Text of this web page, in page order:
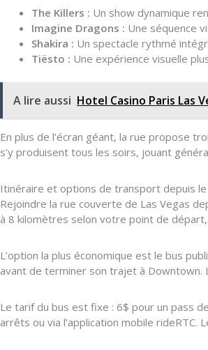
The Killers : Un show dynamique
Imagine Dragons : Une séquence
Shakira : Un spectacle rythmé
Tiësto : Une expérience visuelle
A lire aussi Hotel Casino Paris Las
En plus de l’écran géant, la rue propose
s’y produisent tous les soirs, jouant
Itinéraire et options de transport depuis le
Rejoindre la rue couverte de Las Vegas
à 8 kilomètres selon votre point de
L’option la plus économique est le bus
avant de terminer son trajet à Downtown.
Le tarif du bus est fixe : 6$ pour un pass
arrêts ou via l’application mobile